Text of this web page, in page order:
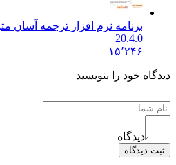
برنامه نرم افزار ترجمه آسان
20.4.0
۱۵٬۲۴۶
خود را بنویسید
دیدگاه
ثبت دیدگاه